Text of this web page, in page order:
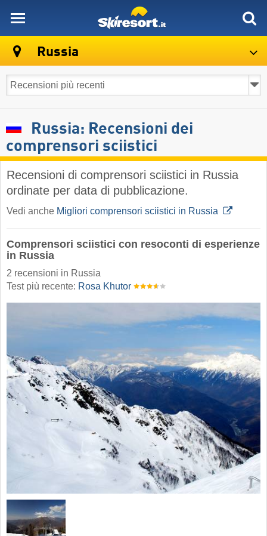
Russia
Russia: Recensioni dei
comprensori sciistici
Recensioni di comprensori sciistici in Russia
ordinate per data di pubblicazione.
Vedi anche Migliori comprensori sciistici in Russia
Comprensori sciistici con resoconti di esperienze
in Russia
2 recensioni in Russia
Test più recente: Rosa Khutor